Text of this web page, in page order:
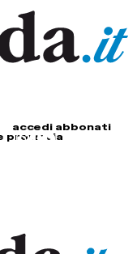
accedi abbonati
provincia